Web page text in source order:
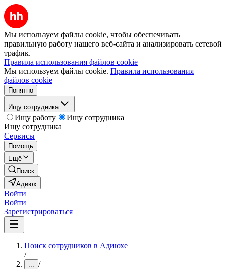
Мы используем файлы cookie, чтобы обеспечивать
правильную работу нашего веб-сайта и анализировать сетевой
трафик.
Правила использования файлов cookie
Мы используем файлы cookie. Правила использования
файлов cookie
Понятно
Ищу сотрудника
Ищу работу
Ищу сотрудника
Ищу сотрудника
Сервисы
Помощь
Ещё
Поиск
Адиюх
Войти
Войти
Зарегистрироваться
Поиск сотрудников в Адиюхе
/
... /